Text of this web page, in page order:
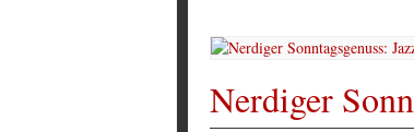
Nerdiger